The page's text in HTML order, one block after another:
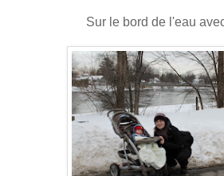
Sur le bord de l'eau